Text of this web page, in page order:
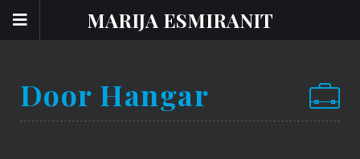
MARIJA ESMIRANIT
Door Hangar